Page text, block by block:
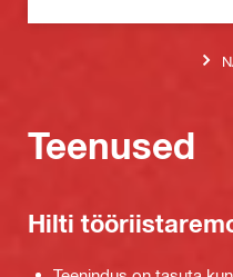
Teenused
Hilti